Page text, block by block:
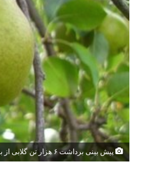
پیش بینی برداشت ۶ هزار تن گلابی از باغات اصفهان